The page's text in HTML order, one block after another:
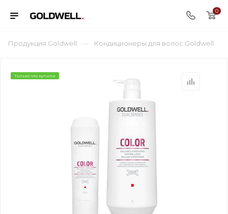
0
Продукция Goldwell — Кондиционеры для волос Goldwell
Только что купили